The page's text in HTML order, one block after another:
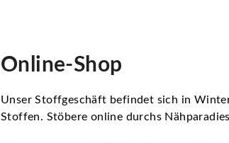
Online-Shop
Unser Stoffgeschäft befindet sich in
Stoffen. Stöbere online durchs